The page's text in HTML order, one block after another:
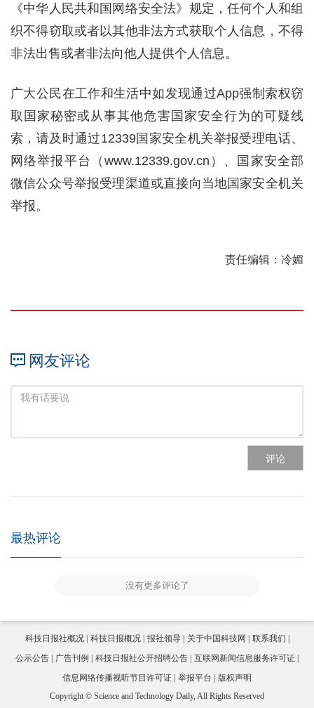
《中华人民共和国网络安全法》规定，任何个人和组
织不得窃取或者以其他非法方式获取个人信息，不得
非法出售或者非法向他人提供个人信息。
广大公民在工作和生活中如发现通过App强制索权窃
取国家秘密或从事其他危害国家安全行为的可疑线
索，请及时通过12339国家安全机关举报受理电话、
网络举报平台（www.12339.gov.cn）、国家安全部
微信公众号举报受理渠道或直接向当地国家安全机关
举报。
责任编辑：冷媚
网友评论
评论
最热评论
没有更多评论了
科技日报社概况 科技日报概况 报社领导 关于中国科技网
联系我们
公示公告
广告刊例 科技日报社公开招聘公告
互联网新闻信息服务许可证
信息网络传播视听节目许可证
举报平台
版权声明
Copyright © Science and Technology Daily, All Rights Reserved